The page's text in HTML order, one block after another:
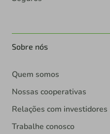
Sobre nós
Quem somos
Nossas cooperativas
Relações com investidores
Trabalhe conosco